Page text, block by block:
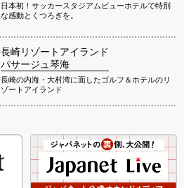
日本初！サッカースタジアムビューホテルで特別
な感動とくつろぎを。
長崎リゾートアイランド
パサージュ琴海
長崎の内海・大村湾に面したゴルフ＆ホテルのリ
ゾートアイランド